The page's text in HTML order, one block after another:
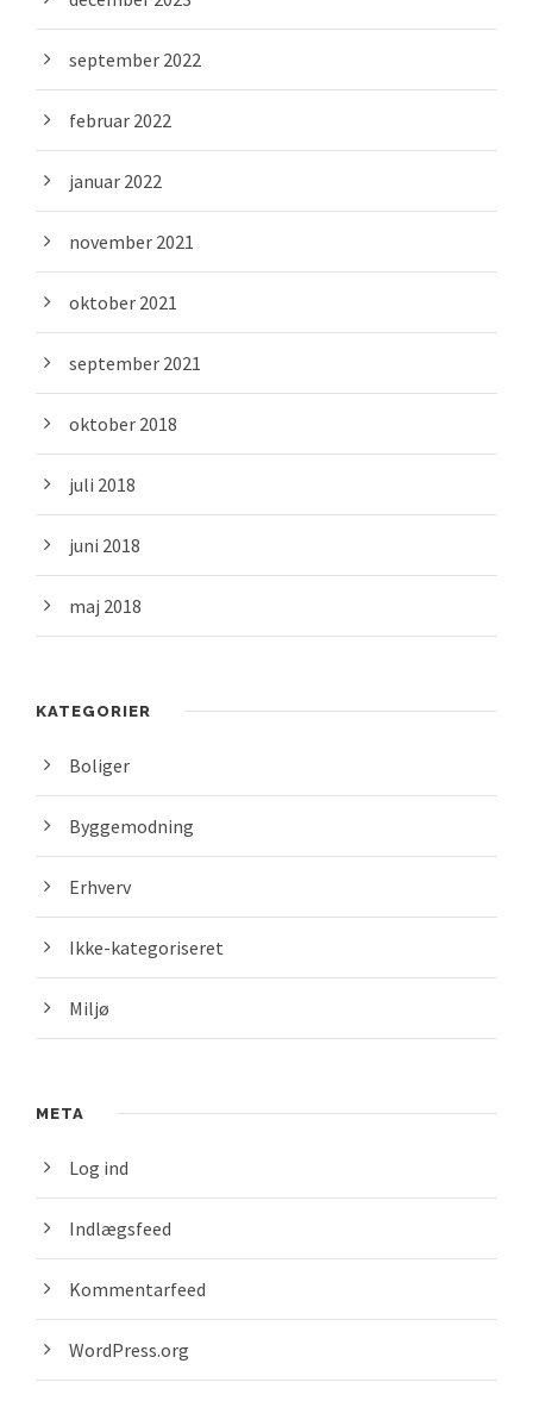
september 2022
februar 2022
januar 2022
november 2021
oktober 2021
september 2021
oktober 2018
juli 2018
juni 2018
maj 2018
KATEGORIER
Boliger
Byggemodning
Erhverv
Ikke-kategoriseret
Miljø
META
Log ind
Indlægsfeed
Kommentarfeed
WordPress.org